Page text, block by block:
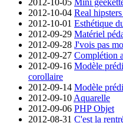
2012-10-04 Real
2012-10-01 Esthétique
2012-09-29 Matériel
2012-09-28 J'vois pas
2012-09-27 Complétion
2012-09-16 Modèle
corollaire
2012-09-14 Modèle
2012-09-10 Aquarelle
2012-09-06 PHP Objet
2012-08-31 C'est la